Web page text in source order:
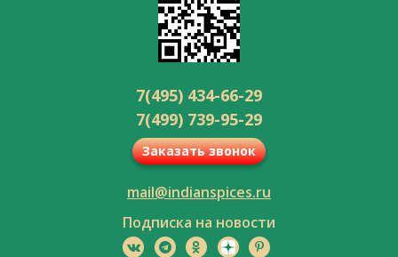
7(495) 434-66-29
7(499) 739-95-29
Заказать звонок
mail@indianspices.ru
Подписка на новости